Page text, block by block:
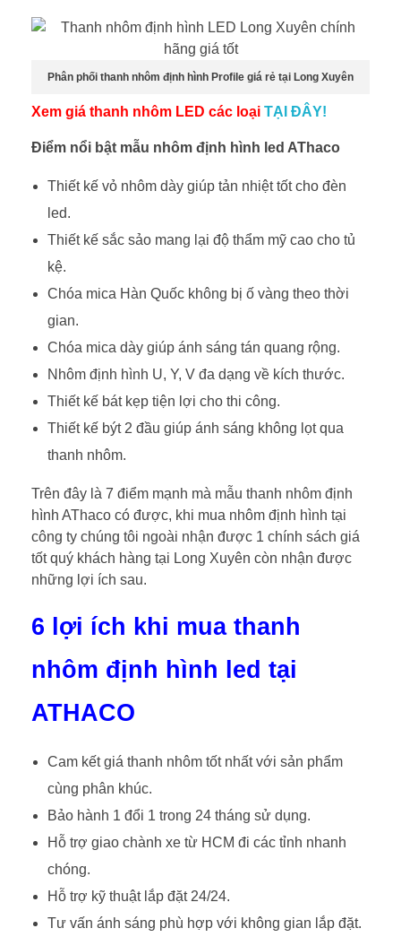
Phân phối thanh nhôm định hình Profile giá rẻ tại Long Xuyên
Xem giá thanh nhôm LED các loại TẠI ĐÂY!
Điểm nổi bật mẫu nhôm định hình led AThaco
Thiết kế vỏ nhôm dày giúp tản nhiệt tốt cho đèn
led.
Thiết kế sắc sảo mang lại độ thẩm mỹ cao cho tủ
kệ.
Chóa mica Hàn Quốc không bị ố vàng theo thời
gian.
Chóa mica dày giúp ánh sáng tán quang rộng.
Nhôm định hình U, Y, V đa dạng về kích thước.
Thiết kế bát kẹp tiện lợi cho thi công.
Thiết kế být 2 đầu giúp ánh sáng không lọt qua
thanh nhôm.
Trên đây là 7 điểm mạnh mà mẫu thanh nhôm định
hình AThaco có được, khi mua nhôm định hình tại
công ty chúng tôi ngoài nhận được 1 chính sách giá
tốt quý khách hàng tại Long Xuyên còn nhận được
những lợi ích sau.
6 lợi ích khi mua thanh
nhôm định hình led tại
ATHACO
Cam kết giá thanh nhôm tốt nhất với sản phẩm
cùng phân khúc.
Bảo hành 1 đổi 1 trong 24 tháng sử dụng.
Hỗ trợ giao chành xe từ HCM đi các tỉnh nhanh
chóng.
Hỗ trợ kỹ thuật lắp đặt 24/24.
Tư vấn ánh sáng phù hợp với không gian lắp đặt.